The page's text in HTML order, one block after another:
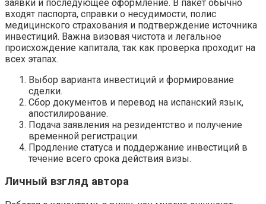
заявки и последующее оформление. В пакет обычно
входят паспорта, справки о несудимости, полис
медицинского страхования и подтверждение источника
инвестиций. Важна визовая чистота и легальное
происхождение капитала, так как проверка проходит на
всех этапах.
Выбор варианта инвестиций и формирование
сделки.
Сбор документов и перевод на испанский язык,
апостилирование.
Подача заявления на резидентство и получение
временной регистрации.
Продление статуса и поддержание инвестиций в
течение всего срока действия визы.
Личный взгляд автора